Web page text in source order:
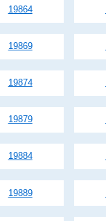
19864
19869
19874
19879
19884
19889